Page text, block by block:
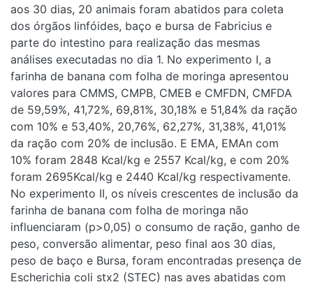
aos 30 dias, 20 animais foram abatidos para coleta
dos órgãos linfóides, baço e bursa de Fabricius e
parte do intestino para realização das mesmas
análises executadas no dia 1. No experimento I, a
farinha de banana com folha de moringa apresentou
valores para CMMS, CMPB, CMEB e CMFDN, CMFDA
de 59,59%, 41,72%, 69,81%, 30,18% e 51,84% da ração
com 10% e 53,40%, 20,76%, 62,27%, 31,38%, 41,01%
da ração com 20% de inclusão. E EMA, EMAn com
10% foram 2848 Kcal/kg e 2557 Kcal/kg, e com 20%
foram 2695Kcal/kg e 2440 Kcal/kg respectivamente.
No experimento II, os níveis crescentes de inclusão da
farinha de banana com folha de moringa não
influenciaram (p>0,05) o consumo de ração, ganho de
peso, conversão alimentar, peso final aos 30 dias,
peso de baço e Bursa, foram encontradas presença de
Escherichia coli stx2 (STEC) nas aves abatidas com